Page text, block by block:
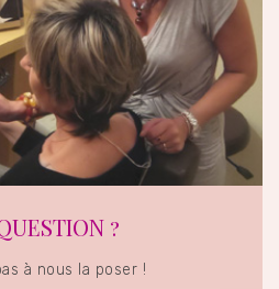
?
à nous la poser !